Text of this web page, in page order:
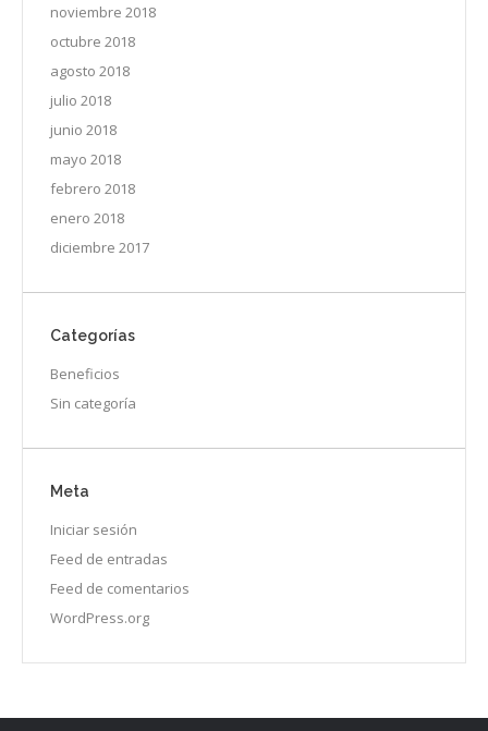
noviembre 2018
octubre 2018
agosto 2018
julio 2018
junio 2018
mayo 2018
febrero 2018
enero 2018
diciembre 2017
Categorías
Beneficios
Sin categoría
Meta
Iniciar sesión
Feed de entradas
Feed de comentarios
WordPress.org